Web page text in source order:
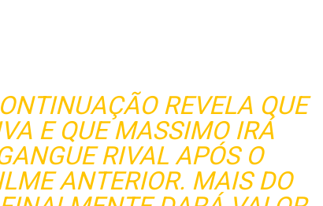
REVELA QUE
E QUE MASSIMO IRÁ
RIVAL APÓS O
ANTERIOR. MAIS DO